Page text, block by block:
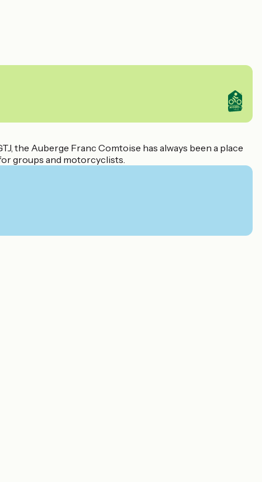
the Auberge Franc Comtoise has always been a place
groups and motorcyclists.